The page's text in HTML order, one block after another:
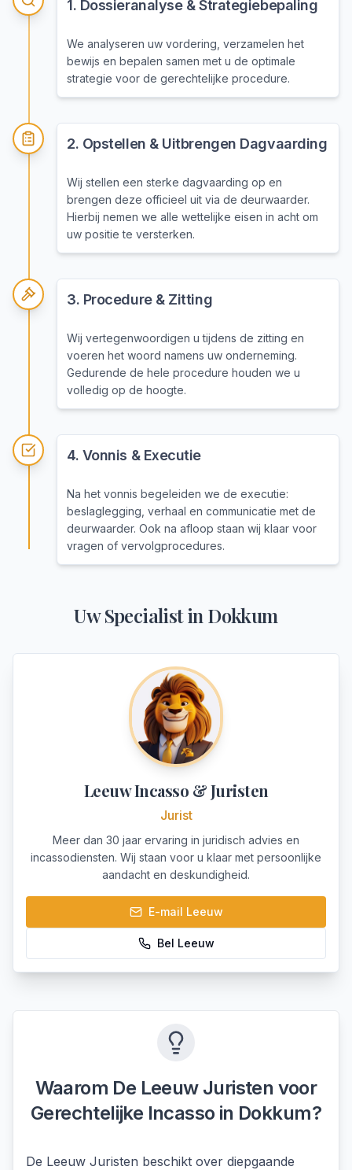
1 . Dossieranalyse & Strategiebepaling
We analyseren uw vordering, verzamelen het
bewijs en bepalen samen met u de optimale
strategie voor de gerechtelijke procedure.
2. Opstellen & Uitbrengen Dagvaarding
Wij stellen een sterke dagvaarding op en
brengen deze officieel uit via de deurwaarder.
Hierbij nemen we alle wettelijke eisen in acht om
uw positie te versterken.
3. Procedure & Zitting
Wij vertegenwoordigen u tijdens de zitting en
voeren het woord namens uw onderneming.
Gedurende de hele procedure houden we u
volledig op de hoogte.
4. Vonnis & Executie
Na het vonnis begeleiden we de executie:
beslaglegging, verhaal en communicatie met de
deurwaarder. Ook na afloop staan wij klaar voor
vragen of vervolgprocedures.
Uw Specialist in Dokkum
Leeuw Incasso & Juristen
Jurist
Meer dan 30 jaar ervaring in juridisch advies en
incassodiensten. Wij staan voor u klaar met persoonlijke
aandacht en deskundigheid.
E-mail Leeuw
Bel Leeuw
Waarom De Leeuw Juristen voor
Gerechtelijke Incasso in Dokkum?
De Leeuw Juristen beschikt over diepgaande